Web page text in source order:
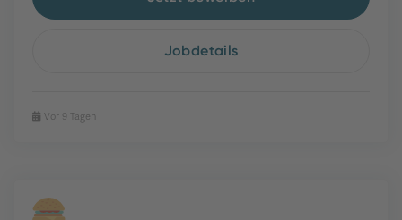
Jobdetails
Vor 9 Tagen